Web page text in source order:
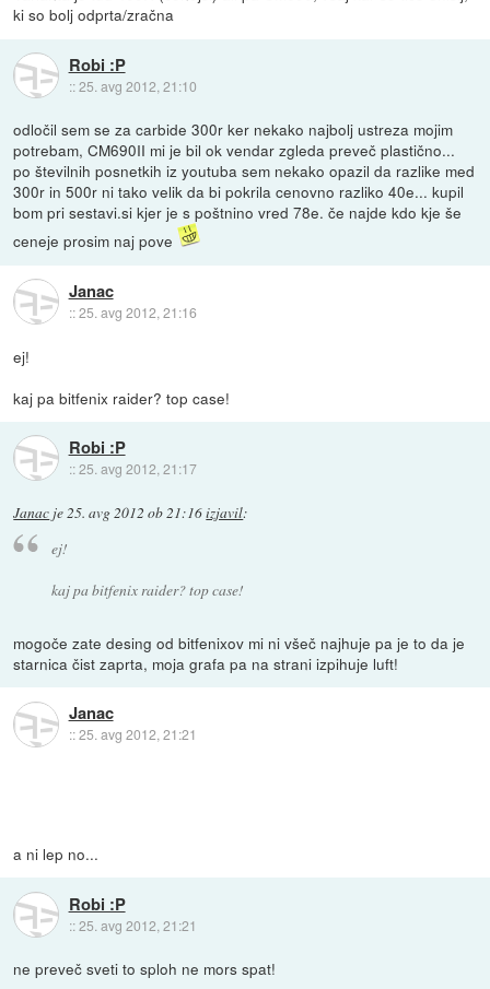
ki so bolj odprta/zračna
Robi :P
::25. avg 2012, 21:10
odločil sem se za carbide 300r ker nekako najbolj ustreza mojim
potrebam, CM690II mi je bil ok vendar zgleda preveč plastično...
po številnih posnetkih iz youtuba sem nekako opazil da razlike med
300r in 500r ni tako velik da bi pokrila cenovno razliko 40e... kupil
bom pri sestavi.si kjer je s poštnino vred 78e. če najde kdo kje še
ceneje prosim naj pove
Janac
::25. avg 2012, 21:16
ej!
kaj pa bitfenix raider? top case!
Robi :P
::25. avg 2012, 21:17
Janac je 25. avg 2012 ob 21:16izjavil:
ej!
kaj pa bitfenix raider? top case!
mogoče zate desing od bitfenixov mi ni všeč najhuje pa je to da je
starnica čist zaprta, moja grafa pa na strani izpihuje luft!
Janac
::25. avg 2012, 21:21
a ni lep no...
Robi :P
::25. avg 2012, 21:21
ne preveč sveti to sploh ne mors spat!